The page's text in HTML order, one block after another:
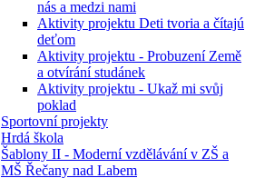
nás a medzi nami
Aktivity projektu Deti tvoria a čítajú
deťom
Aktivity projektu - Probuzení Země
a otvírání studánek
Aktivity projektu - Ukaž mi svůj
poklad
Sportovní projekty
Hrdá škola
Šablony II - Moderní vzdělávání v ZŠ a
MŠ Řečany nad Labem